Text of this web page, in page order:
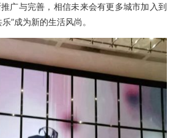
广与完善，相信未来会有更多城市加入到
”成为新的生活风尚。